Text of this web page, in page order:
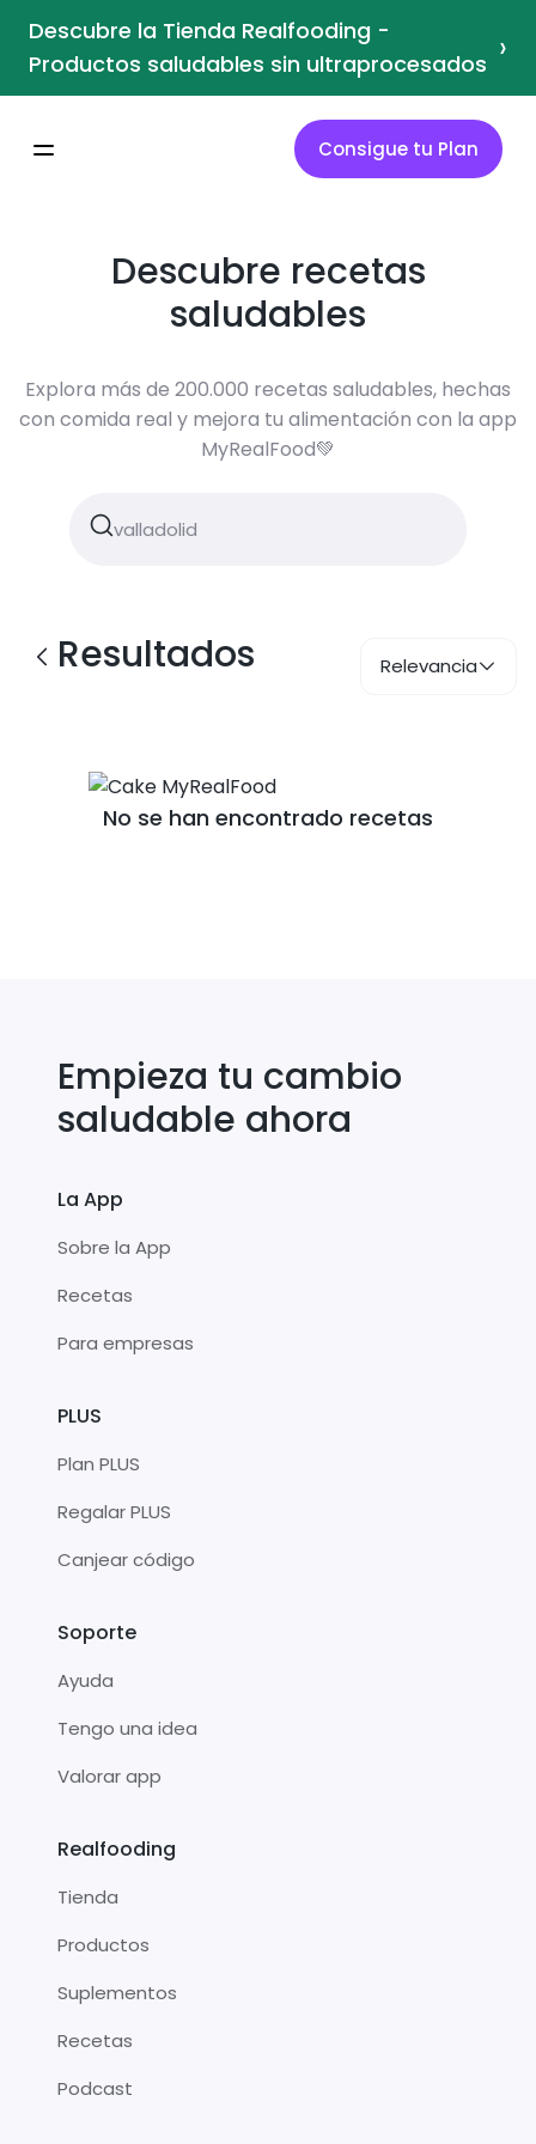
Descubre la Tienda Realfooding -
Productos saludables sin ultraprocesados ›
Consigue tu Plan
Descubre recetas
saludables
Explora más de 200.000 recetas saludables, hechas
con comida real y mejora tu alimentación con la app
MyRealFood💚
Resultados Relevancia
No se han encontrado recetas
Empieza tu cambio
saludable ahora
La App
Sobre la App
Recetas
Para empresas
PLUS
Plan PLUS
Regalar PLUS
Canjear código
Soporte
Ayuda
Tengo una idea
Valorar app
Realfooding
Tienda
Productos
Suplementos
Recetas
Podcast